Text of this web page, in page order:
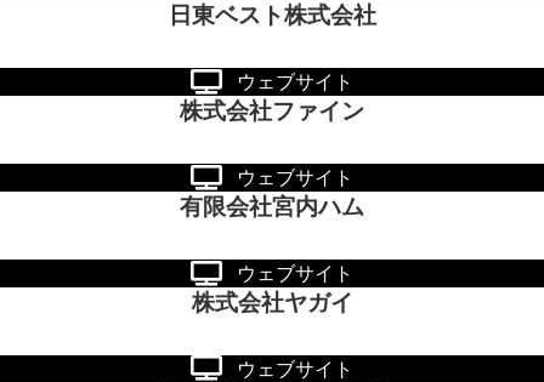
日東ベスト株式会社
ウェブサイト
株式会社ファイン
ウェブサイト
有限会社宮内ハム
ウェブサイト
株式会社ヤガイ
ウェブサイト